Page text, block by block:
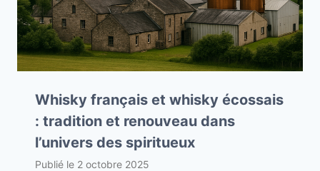
Whisky français et whisky écossais
: tradition et renouveau dans
l’univers des spiritueux
Publié le 2 octobre 2025